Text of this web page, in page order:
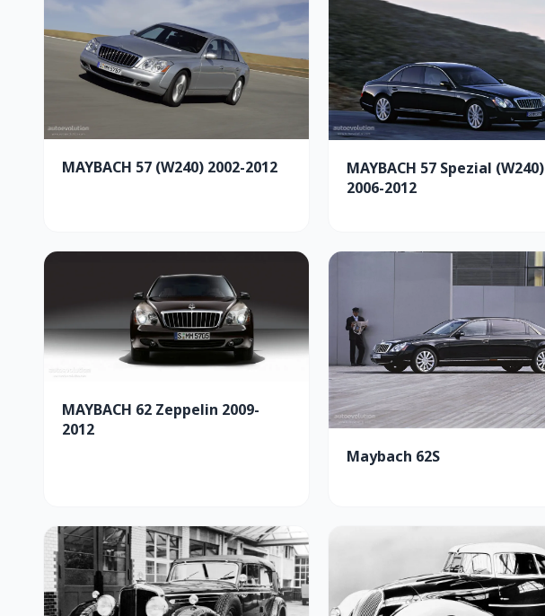
MAYBACH 57 (W240) 2002-2012
MAYBACH 57 Spezial (W240)
2006-2012
MAYBACH 62 Zeppelin 2009-
2012
Maybach 62S